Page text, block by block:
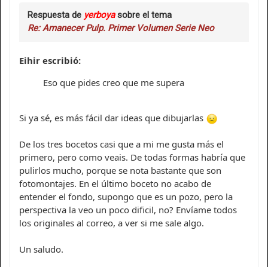
Respuesta de yerboyasobre el tema
Re: Amanecer Pulp. Primer Volumen Serie Neo
Eihir escribió:
Eso que pides creo que me supera
Si ya sé, es más fácil dar ideas que dibujarlas
De los tres bocetos casi que a mi me gusta más el
primero, pero como veais. De todas formas habría que
pulirlos mucho, porque se nota bastante que son
fotomontajes. En el último boceto no acabo de
entender el fondo, supongo que es un pozo, pero la
perspectiva la veo un poco dificil, no? Envíame todos
los originales al correo, a ver si me sale algo.
Un saludo.